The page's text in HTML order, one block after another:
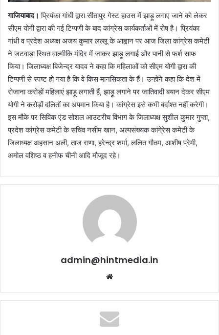
गाजियाबाद। प्रियंका गांधी द्वारा सीतापुर गेस्ट हाउस में झाड़ू लगाए जाने को लेकर
सीएम योगी द्वारा की गई टिप्पणी के बाद कांग्रेस कार्यकर्ताओं में रोष है। प्रियंका
गांधी व प्रदेश अध्यक्ष अजय कुमार लल्लू के आह्वान पर आज जिला कांग्रेस कमेटी
ने जटवाड़ा स्थित वाल्मीकि मंदिर में जाकर झाड़ू लगाई और पानी से फर्श साफ
किया। जिलाध्यक्ष बिजेन्द्र यादव ने कहा कि महिलाओं को सीएम योगी द्वारा की
टिप्पणी से स्पष्ट हो गया है कि वे किस मानसिकता के हैं। उन्होंने कहा कि देश में
रोजाना करोड़ों महिलाएं झाड़ू लगाती हैं, झाड़ृू लगाने पर जातिवादी बयान देकर सीएम
योगी ने करोड़ों दलितों का अपमान किया है। कांग्रेस इसे कभी बर्दाश्त नहीं करेगी।
इस मौके पर सिविक एंड सोशल आउटरीच विभाग के जिलाध्यक्ष सुशील कुमार गुप्ता,
प्रदेश कांग्रेस कमेटी के सचिव नसीम खान, अल्पसंख्यक कांगे्रेस कमेटी के
जिलाध्यक्ष अहसान अली, ताज राणा, हरेन्द्र शर्मा, ललित गौतम, आशीष प्रेमी,
अमोल वशिष्ठ व हनीफ चीनी आदि मौजूद रहे।
admin@hintmedia.in